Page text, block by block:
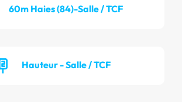
60m Haies (84)-Salle / TCF
Hauteur - Salle / TCF